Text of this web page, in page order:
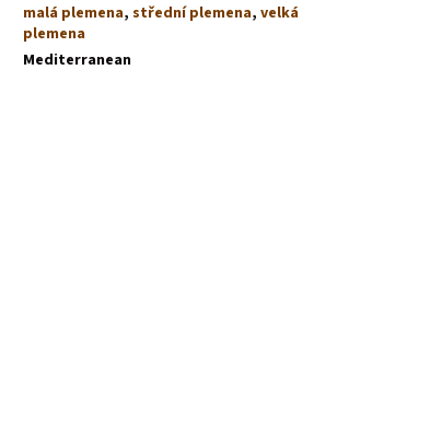
malá plemena,střední plemena,velká
plemena
Mediterranean